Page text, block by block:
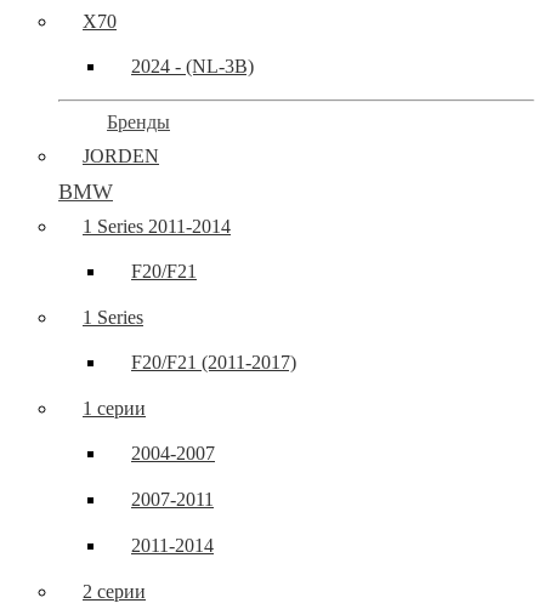
X70
2024 - (NL-3B)
Бренды
JORDEN
BMW
1 Series 2011-2014
F20/F21
1 Series
F20/F21 (2011-2017)
1 серии
2004-2007
2007-2011
2011-2014
2 серии